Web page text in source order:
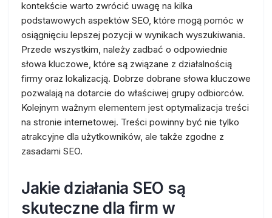
kontekście warto zwrócić uwagę na kilka
podstawowych aspektów SEO, które mogą pomóc w
osiągnięciu lepszej pozycji w wynikach wyszukiwania.
Przede wszystkim, należy zadbać o odpowiednie
słowa kluczowe, które są związane z działalnością
firmy oraz lokalizacją. Dobrze dobrane słowa kluczowe
pozwalają na dotarcie do właściwej grupy odbiorców.
Kolejnym ważnym elementem jest optymalizacja treści
na stronie internetowej. Treści powinny być nie tylko
atrakcyjne dla użytkowników, ale także zgodne z
zasadami SEO.
Jakie działania SEO są
skuteczne dla firm w